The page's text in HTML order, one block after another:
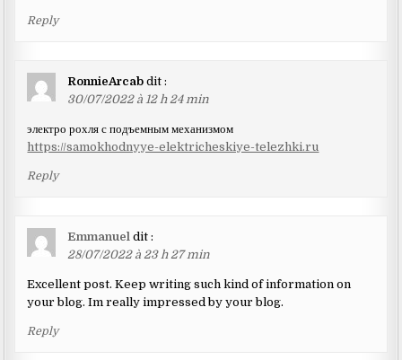
Reply
RonnieArcab dit :
30/07/2022 à 12 h 24 min
электро рохля с подъемным механизмом
https://samokhodnyye-elektricheskiye-telezhki.ru
Reply
Emmanuel dit :
28/07/2022 à 23 h 27 min
Excellent post. Keep writing such kind of information on
your blog. Im really impressed by your blog.
Reply